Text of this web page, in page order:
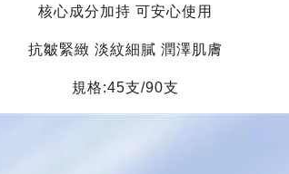
核心成分加持 可安心使用
抗皺緊緻 淡紋細膩 潤澤肌膚
規格:45支/90支